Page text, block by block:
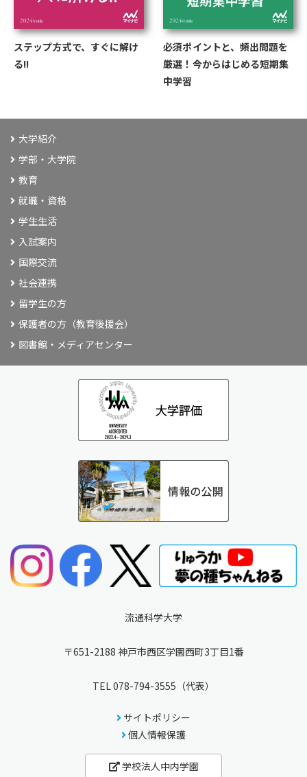
ステップ方式で、すぐに解け
る!!
必須ポイントと、頻出問題を
厳選！今からはじめる短期集
中学習
大学紹介
学部・大学院
教育
就職・資格
学生生活
入試案内
国際交流
社会連携
留学生の方
保護者の方（教育後援会）
図書館・メディアセンター
流通科学大学
〒651-2188 神戸市西区学園西町3丁目1番
TEL078-794-3555 （代表）
サイトポリシー
個人情報保護
学校法人中内学園